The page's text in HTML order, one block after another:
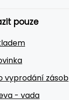
pouze
vyprodání zásob
- vada